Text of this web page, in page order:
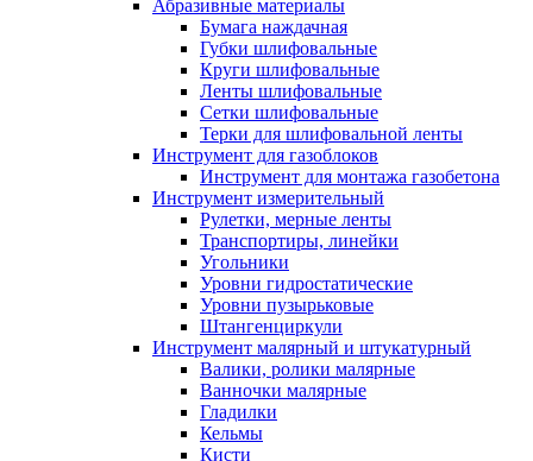
Абразивные материалы
Бумага наждачная
Губки шлифовальные
Круги шлифовальные
Ленты шлифовальные
Сетки шлифовальные
Терки для шлифовальной ленты
Инструмент для газоблоков
Инструмент для монтажа газобетона
Инструмент измерительный
Рулетки, мерные ленты
Транспортиры, линейки
Угольники
Уровни гидростатические
Уровни пузырьковые
Штангенциркули
Инструмент малярный и штукатурный
Валики, ролики малярные
Ванночки малярные
Гладилки
Кельмы
Кисти